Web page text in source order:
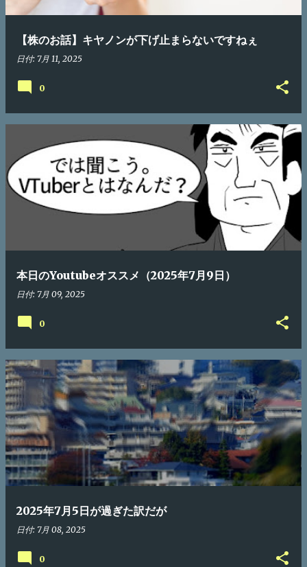
【株のお話】キヤノンが下げ止まらないですねぇ
日付: 7月 11, 2025
0
本日のYoutubeオススメ（2025年7月9日）
日付: 7月 09, 2025
0
2025年7月5日が過ぎた訳だが
日付: 7月 08, 2025
0